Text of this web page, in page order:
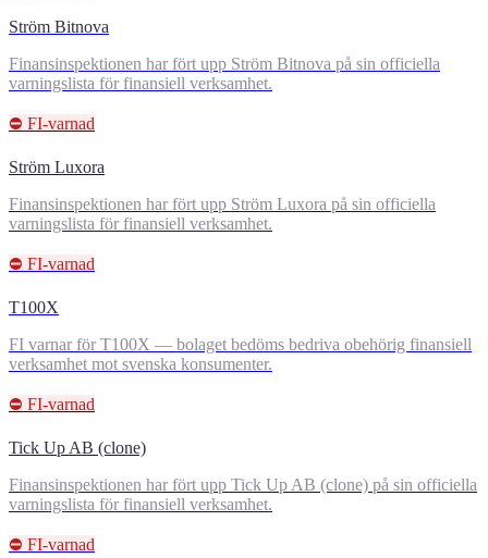
Ström Bitnova
Finansinspektionen har fört upp Ström Bitnova på sin officiella
varningslista för finansiell verksamhet.
⛔ FI-varnad
Ström Luxora
Finansinspektionen har fört upp Ström Luxora på sin officiella
varningslista för finansiell verksamhet.
⛔ FI-varnad
T100X
FI varnar för T100X — bolaget bedöms bedriva obehörig finansiell
verksamhet mot svenska konsumenter.
⛔ FI-varnad
Tick Up AB (clone)
Finansinspektionen har fört upp Tick Up AB (clone) på sin officiella
varningslista för finansiell verksamhet.
⛔ FI-varnad